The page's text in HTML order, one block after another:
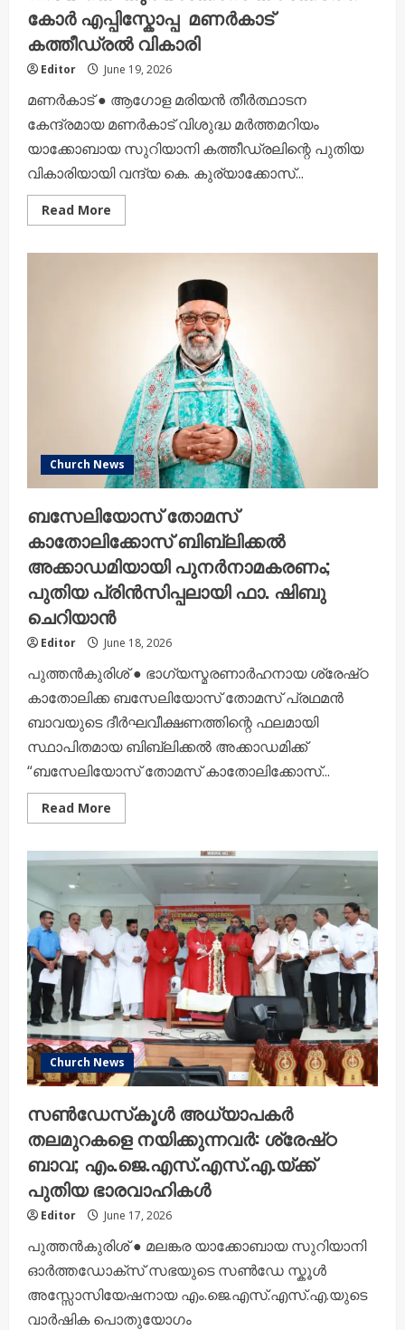
കോർ എപ്പിസ്കോപ്പ മണർകാട്
കത്തീഡ്രൽ വികാരി
Editor June 19, 2026
മണർകാട് ● ആഗോള മരിയൻ തീർത്ഥാടന
കേന്ദ്രമായ മണർകാട് വിശുദ്ധ മർത്തമറിയം
യാക്കോബായ സുറിയാനി കത്തീഡ്രലിന്റെ പുതിയ
വികാരിയായി വന്ദ്യ കെ. കുര്യാക്കോസ്...
Read More
more
കത്തീഡ്രൽ
Church News
ബസേലിയോസ് തോമസ്
കാതോലിക്കോസ് ബിബ്ലിക്കൽ
അക്കാഡമിയായി പുനർനാമകരണം;
പുതിയ പ്രിൻസിപ്പലായി ഫാ. ഷിബു
ചെറിയാൻ
Editor June 18, 2026
പുത്തൻകുരിശ് ● ഭാഗ്യസ്മരണാർഹനായ ശ്രേഷ്‌ഠ
കാതോലിക്ക ബസേലിയോസ് തോമസ് പ്രഥമൻ
ബാവയുടെ ദീർഘവീക്ഷണത്തിന്റെ ഫലമായി
സ്ഥാപിതമായ ബിബ്ലിക്കൽ അക്കാഡമിക്ക്
“ബസേലിയോസ് തോമസ് കാതോലിക്കോസ്...
Read More
more
തോമസ്
കാതോലിക്കോസ്
ബിബ്ലിക്കൽ
അക്കാഡമിയായി
പുനർനാമകരണം;
പുതിയ
പ്രിൻസിപ്പലായി
ഫാ.
ഷിബു
ചെറിയാൻ
Church News
സൺഡേസ്‌കൂൾ അധ്യാപകർ
തലമുറകളെ നയിക്കുന്നവർ: ശ്രേഷ്‌ഠ
ബാവ; എം.ജെ.എസ്.എസ്.എ.യ്ക്ക്
പുതിയ ഭാരവാഹികൾ
Editor June 17, 2026
പുത്തൻകുരിശ് ● മലങ്കര യാക്കോബായ സുറിയാനി
ഓർത്തഡോക്സ് സഭയുടെ സൺഡേ സ്കൂൾ
അസ്സോസിയേഷനായ എം.ജെ.എസ്.എസ്.എ.യുടെ
വാർഷിക പൊതുയോഗം